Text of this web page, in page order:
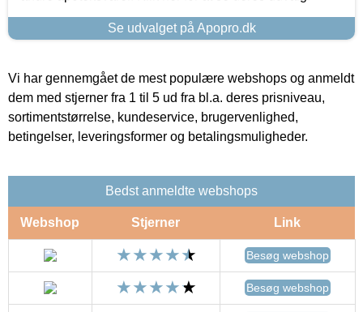
Se udvalget på Apopro.dk
Vi har gennemgået de mest populære webshops og anmeldt
dem med stjerner fra 1 til 5 ud fra bl.a. deres prisniveau,
sortimentstørrelse, kundeservice, brugervenlighed,
betingelser, leveringsformer og betalingsmuligheder.
Bedst anmeldte webshops
Webshop Stjerner Link
Besøg webshop
Besøg webshop